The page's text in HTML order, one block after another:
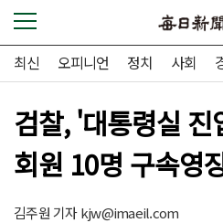
최신 오피니언 정치 사회
검찰, '대통령실
회원 10명 구속영
김주원 기자kjw@imaeil.com